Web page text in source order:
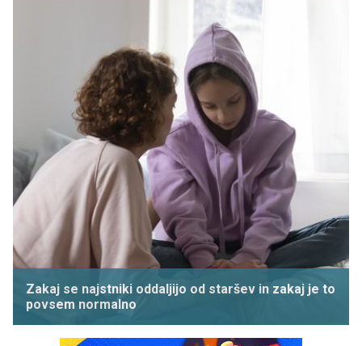
Zakaj se najstniki oddaljijo od staršev in zakaj je to
povsem normalno